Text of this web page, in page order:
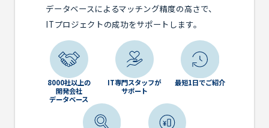
データベースによるマッチング精度の高さで、
ITプロジェクトの成功をサポートします。
8000社以上の
開発会社
データベース
IT専門スタッフが
サポート
最短1日でご紹介